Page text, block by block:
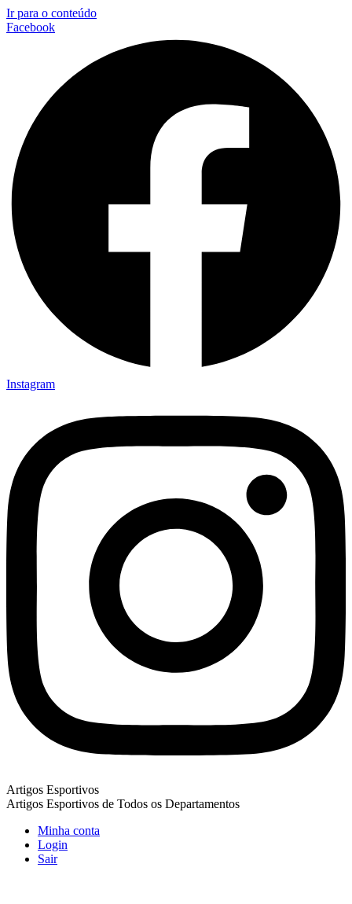
Ir para o conteúdo
Facebook
Instagram
Artigos Esportivos
Artigos Esportivos de Todos os Departamentos
Minha conta
Login
Sair